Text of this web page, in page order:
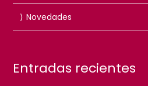
Novedades
Entradas recientes